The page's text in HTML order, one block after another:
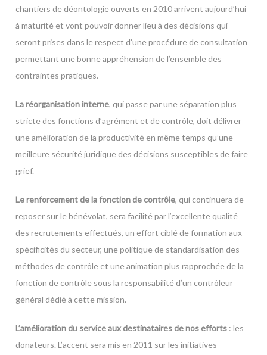
chantiers de déontologie ouverts en 2010 arrivent aujourd’hui
à maturité et vont pouvoir donner lieu à des décisions qui
seront prises dans le respect d’une procédure de consultation
permettant une bonne appréhension de l’ensemble des
contraintes pratiques.
La réorganisation interne, qui passe par une séparation plus
stricte des fonctions d’agrément et de contrôle, doit délivrer
une amélioration de la productivité en même temps qu’une
meilleure sécurité juridique des décisions susceptibles de faire
grief.
Le renforcement de la fonction de contrôle, qui continuera de
reposer sur le bénévolat, sera facilité par l’excellente qualité
des recrutements effectués, un effort ciblé de formation aux
spécificités du secteur, une politique de standardisation des
méthodes de contrôle et une animation plus rapprochée de la
fonction de contrôle sous la responsabilité d’un contrôleur
général dédié à cette mission.
L’amélioration du service aux destinataires de nos efforts : les
donateurs. L’accent sera mis en 2011 sur les initiatives